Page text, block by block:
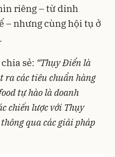
riêng – từ dinh
– nhưng cùng hội tụ ở
sẻ: “Thụy Điển là
ra các tiêu chuẩn hàng
tự hào là doanh
chiến lược với Thụy
qua các giải pháp